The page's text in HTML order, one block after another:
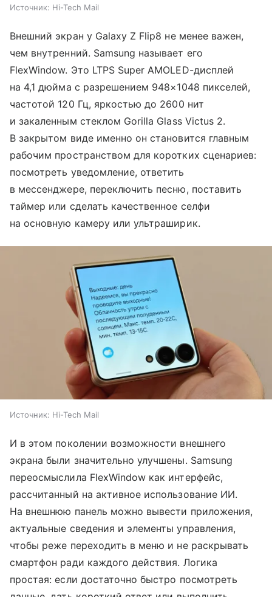
Источник: Hi-Tech Mail
Внешний экран у Galaxy Z Flip8 не менее важен,
чем внутренний. Samsung называет его
FlexWindow. Это LTPS Super AMOLED-дисплей
на 4,1 дюйма с разрешением 948×1048 пикселей,
частотой 120 Гц, яркостью до 2600 нит
и закаленным стеклом Gorilla Glass Victus 2.
В закрытом виде именно он становится главным
рабочим пространством для коротких сценариев:
посмотреть уведомление, ответить
в мессенджере, переключить песню, поставить
таймер или сделать качественное селфи
на основную камеру или ультраширик.
Источник: Hi-Tech Mail
И в этом поколении возможности внешнего
экрана были значительно улучшены. Samsung
переосмыслила FlexWindow как интерфейс,
рассчитанный на активное использование ИИ.
На внешнюю панель можно вывести приложения,
актуальные сведения и элементы управления,
чтобы реже переходить в меню и не раскрывать
смартфон ради каждого действия. Логика
простая: если достаточно быстро посмотреть